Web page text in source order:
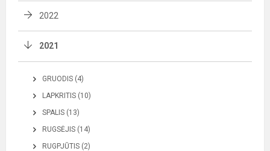
2022
2021
GRUODIS (4)
LAPKRITIS (10)
SPALIS (13)
RUGSĖJIS (14)
RUGPJŪTIS (2)